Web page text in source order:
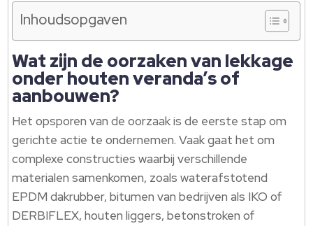
Inhoudsopgaven
Wat zijn de oorzaken van lekkage
onder houten veranda’s of
aanbouwen?
Het opsporen van de oorzaak is de eerste stap om
gerichte actie te ondernemen. Vaak gaat het om
complexe constructies waarbij verschillende
materialen samenkomen, zoals waterafstotend
EPDM dakrubber, bitumen van bedrijven als IKO of
DERBIFLEX, houten liggers, betonstroken of